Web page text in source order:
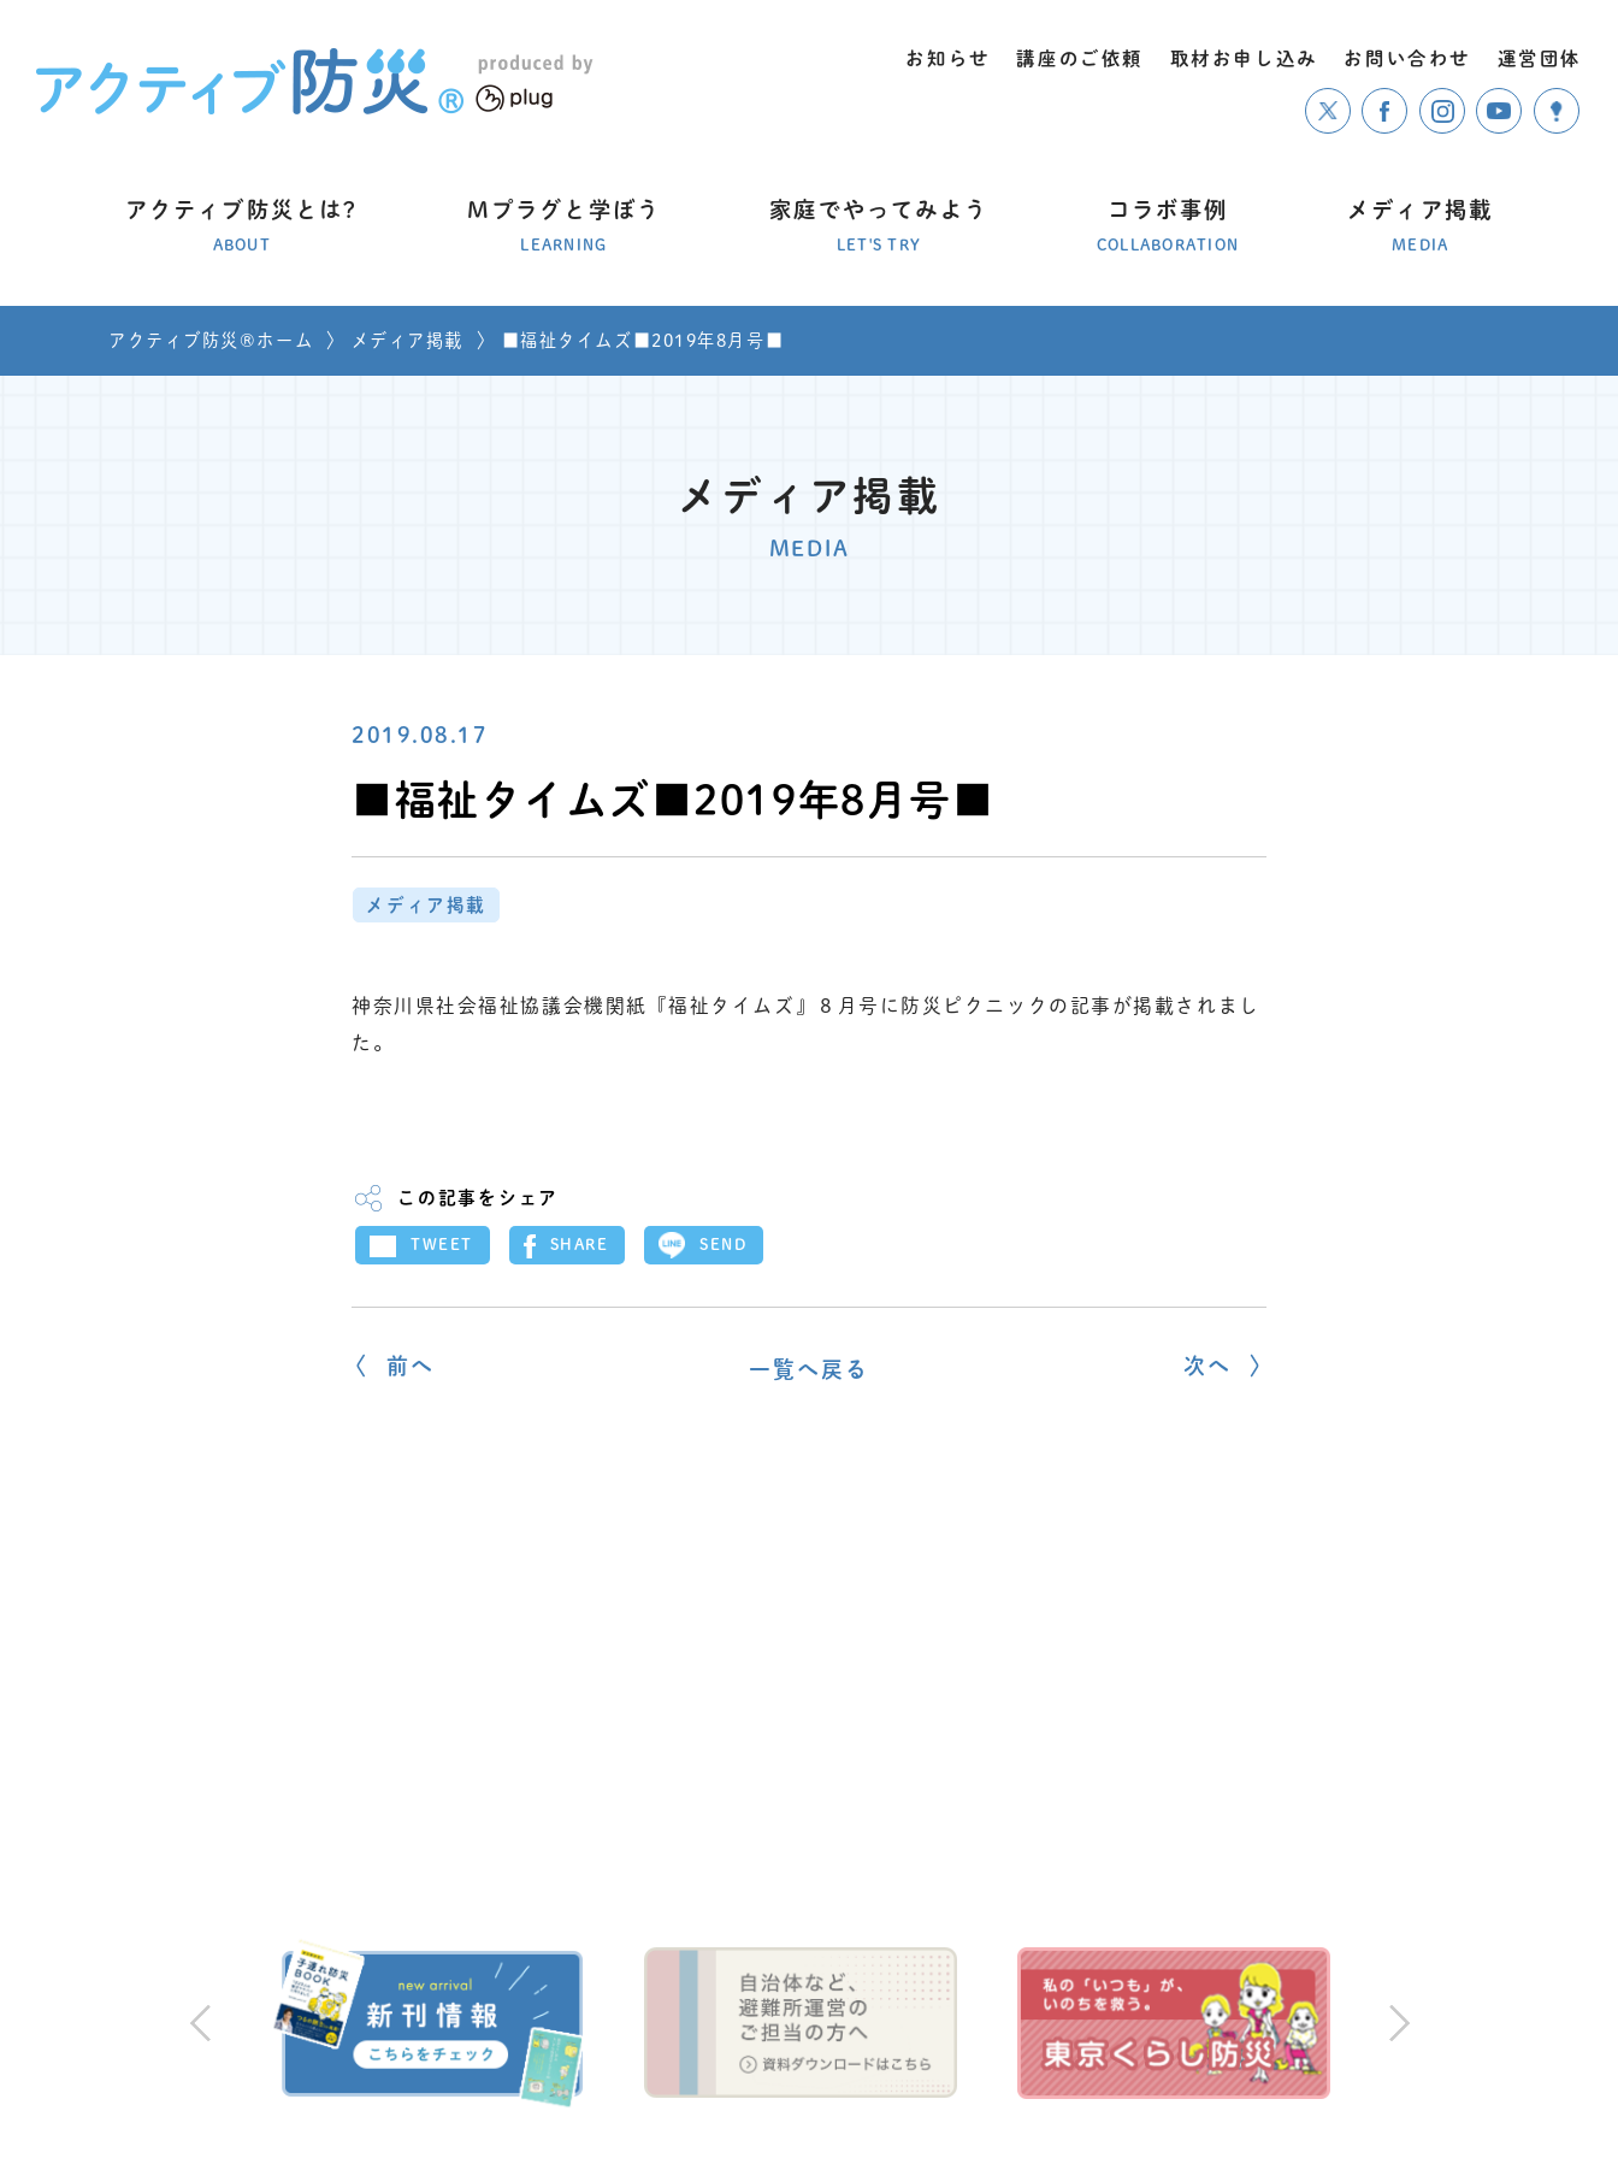
アクティブ防災とは?
ABOUT
Mプラグと学ぼう
LEARNING
家庭でやってみよう
LET'S TRY
コラボ事例
COLLABORATION
メディア掲載
MEDIA
お知らせ 講座のご依頼 取材お申し込み お問い合わせ 運営団体
アクティブ防災®ホーム 〉 メディア掲載 〉 ■福祉タイムズ■2019年8月号■
メディア掲載
MEDIA
2019.08.17
■福祉タイムズ■2019年8月号■
メディア掲載
神奈川県社会福祉協議会機関紙『福祉タイムズ』８月号に防災ピクニックの記事が掲載されまし
た。
この記事をシェア
TWEET SHARE SEND
一覧へ戻る